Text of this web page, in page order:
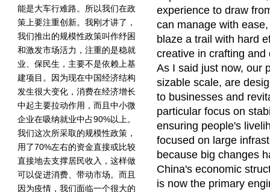
能是大车行难路。所以我们在政
策上要注重创新。我刚才讲了，
我们推出的规模性政策叫作纾困
和激发市场活力，注重的是稳就
业、保民生，主要不是依赖上基
建项目。因为现在中国经济结构
发生很大变化，消费在经济增长
中起主要拉动作用，而且中小微
企业在吸纳就业中占90%以上。
我们这次所采取的规模性政策，
用了70%左右的资金直接或比较
直接地去支撑居民收入，这样做
可以促进消费、带动市场。而且
因为疫情，我们面临一个很大的
experience to draw
can manage with
blaze a trail with hard
creative in crafting
As I said just now, our
sizable scale, are
to businesses and
particular focus on
ensuring people's
focused on large
because big changes
China's economic
is now the primary